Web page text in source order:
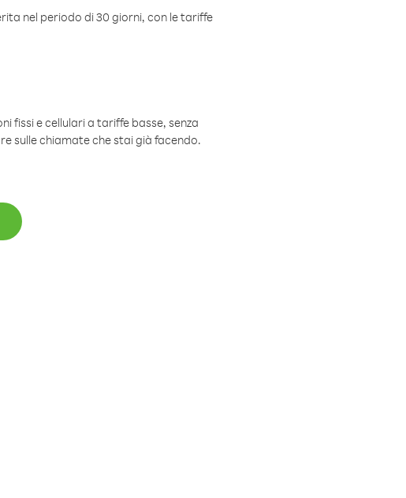
nel periodo di 30 giorni, con le tariffe
fissi e cellulari a tariffe basse, senza
sulle chiamate che stai già facendo.